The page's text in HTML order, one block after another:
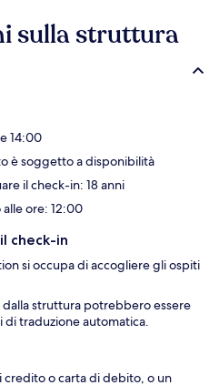
sulla struttura
14:00
è soggetto a disponibilità
il check-in: 18 anni
ore: 12:00
check-in
si occupa di accogliere gli ospiti
struttura potrebbero essere
traduzione automatica.
credito o carta di debito, o un